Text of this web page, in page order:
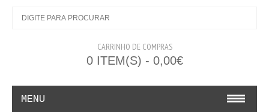
CARRINHO DE COMPRAS
0 ITEM(S) - 0,00€
MENU